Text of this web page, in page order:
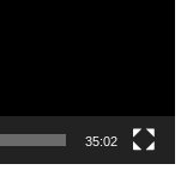
35:02